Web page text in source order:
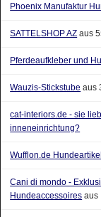
Phoenix Manufaktur
SATTELSHOP AZ aus
Pferdeaufkleber und
Wauzis-Stickstube aus
cat-interiors.de - sie
inneneinrichtung?
Wufflon.de Hundeartikel
Cani di mondo -
Hundeaccessoires aus